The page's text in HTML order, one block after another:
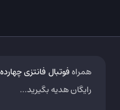
همراهفوتبال فانتزی
رایگان هدیه بگیرید...